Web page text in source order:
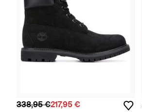
338,95 €217,95 €